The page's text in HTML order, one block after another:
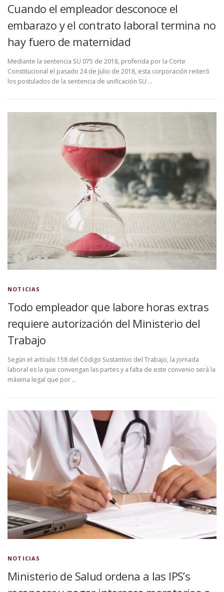
Cuando el empleador desconoce el
embarazo y el contrato laboral termina no
hay fuero de maternidad
Mediante la sentencia SU 075 de 2018, proferida por la Corte
Constitucional el pasado 24 de Julio de 2018, esta corporación reiteró
los postulados de la sentencia de unificación SU …
NOTICIAS
Todo empleador que labore horas extras
requiere autorización del Ministerio del
Trabajo
Según el artículo 158 del Código Sustantivo del Trabajo, la jornada
laboral es la que convengan las partes y a falta de este convenio será la
máxima legal que por …
NOTICIAS
Ministerio de Salud ordena a las IPS’s